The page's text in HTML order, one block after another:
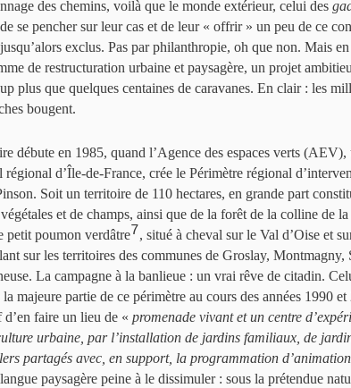
des chemins, voilà que le monde extérieur, celui des
se pencher sur leur cas et de leur « offrir » un peu de ce
exclus. Pas par philanthropie, oh que non. Mais
de restructuration urbaine et paysagère, un projet
plus que quelques centaines de caravanes. En clair : les
bougent.
débute en 1985, quand l’Agence des espaces verts
régional d’Île-de-France, crée le Périmètre régional
Soit un territoire de 110 hectares, en grande part
et de champs, ainsi que de la forêt de la colline de
petit poumon verdâtre7, situé à cheval sur le Val d’Oise et
sur les territoires des communes de Groslay, Montmagny,
La campagne à la banlieue : un vrai rêve de citadin.
la majeure partie de ce périmètre au cours des années 1990 et
faire un lieu de « promenade vivant et un centre
urbaine, par l’installation de jardins familiaux, de
partagés avec, en support, la programmation
paysagère peine à le dissimuler : sous la prétendue